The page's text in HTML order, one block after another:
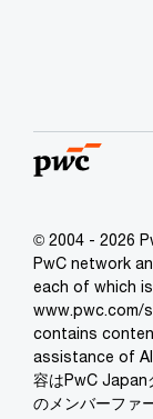
© 2004 - 2026
PwC network
each of which
www.pwc.com/
contains
assistance of
容はPwC Japan
のメンバーファ